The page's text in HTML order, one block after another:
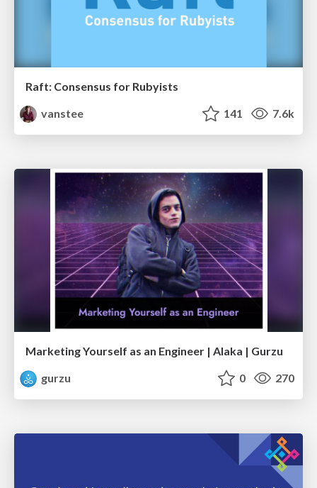
Raft: Consensus for Rubyists
vanstee
141 7.6k
Marketing Yourself as an Engineer | Alaka | Gurzu
gurzu
0 270